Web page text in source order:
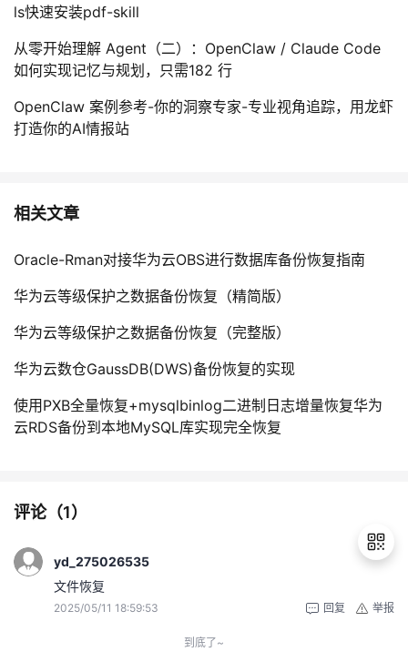
ls快速安装pdf-skill
从零开始理解 Agent（二）：OpenClaw / Claude Code
如何实现记忆与规划，只需182 行
OpenClaw 案例参考-你的洞察专家-专业视角追踪，用龙虾
打造你的AI情报站
相关文章
Oracle-Rman对接华为云OBS进行数据库备份恢复指南
华为云等级保护之数据备份恢复（精简版）
华为云等级保护之数据备份恢复（完整版）
华为云数仓GaussDB(DWS)备份恢复的实现
使用PXB全量恢复+mysqlbinlog二进制日志增量恢复华为
云RDS备份到本地MySQL库实现完全恢复
评论（1）
yd_275026535
文件恢复
2025/05/11 18:59:53 举报
回复
到底了~